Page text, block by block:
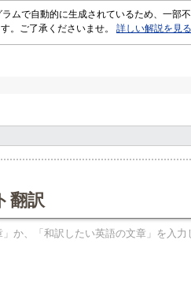
ムで自動的に生成されているため、一部
。ご了承くださいませ。 詳しい解説を見る
翻訳